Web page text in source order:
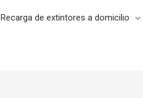
Recarga de extintores a domicilio